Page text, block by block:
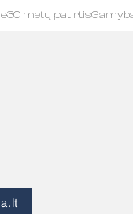
·30 metų patirtis·